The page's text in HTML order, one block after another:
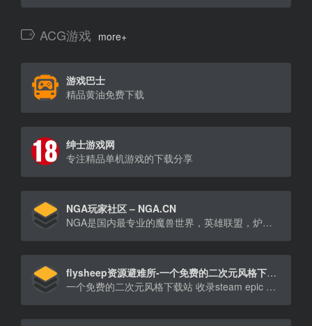
ACG游戏 more+
游戏巴士
精品黄油免费下载
绅士游戏网
专注精品单机游戏的下载分享
NGA玩家社区 – NGA.CN
NGA是国内最专业的魔兽世界，英雄联盟，炉石传说，风暴英雄，暗黑破坏神3(D3)游戏攻略讨论，以及其他热门游戏玩家社区。
flysheep资源避难所-一个免费的二次元风格下载站
一个免费的二次元风格下载站 收录steam epic 单机资源 switch游戏 ChatGPT